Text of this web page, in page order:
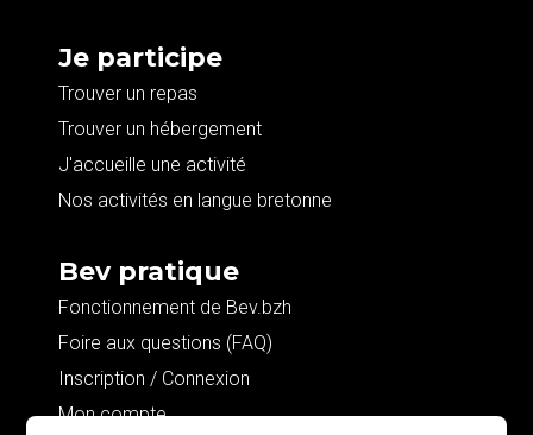
Je participe
Trouver un repas
Trouver un hébergement
J'accueille une activité
Nos activités en langue bretonne
Bev pratique
Fonctionnement de Bev.bzh
Foire aux questions (FAQ)
Inscription / Connexion
Mon compte